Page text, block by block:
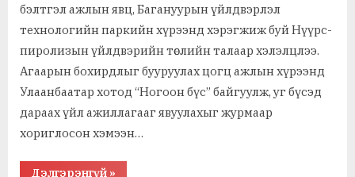
бэлтгэл ажлын явц, Багануурын үйлдвэрлэл
технологийн паркийн хүрээнд хэрэгжиж буй Нүүрс-
пиролизын үйлдвэрийн төслийн талаар хэлэлцлээ.
Агаарын бохирдлыг бууруулах цогц ажлын хүрээнд
Улаанбаатар хотод “Ногоон бүс” байгуулж, уг бүсэд
дараах үйл ажиллагааг явуулахыг журмаар
хориглосон хэмээн…
Дэлгэрэнгүй“Баянгол,
»